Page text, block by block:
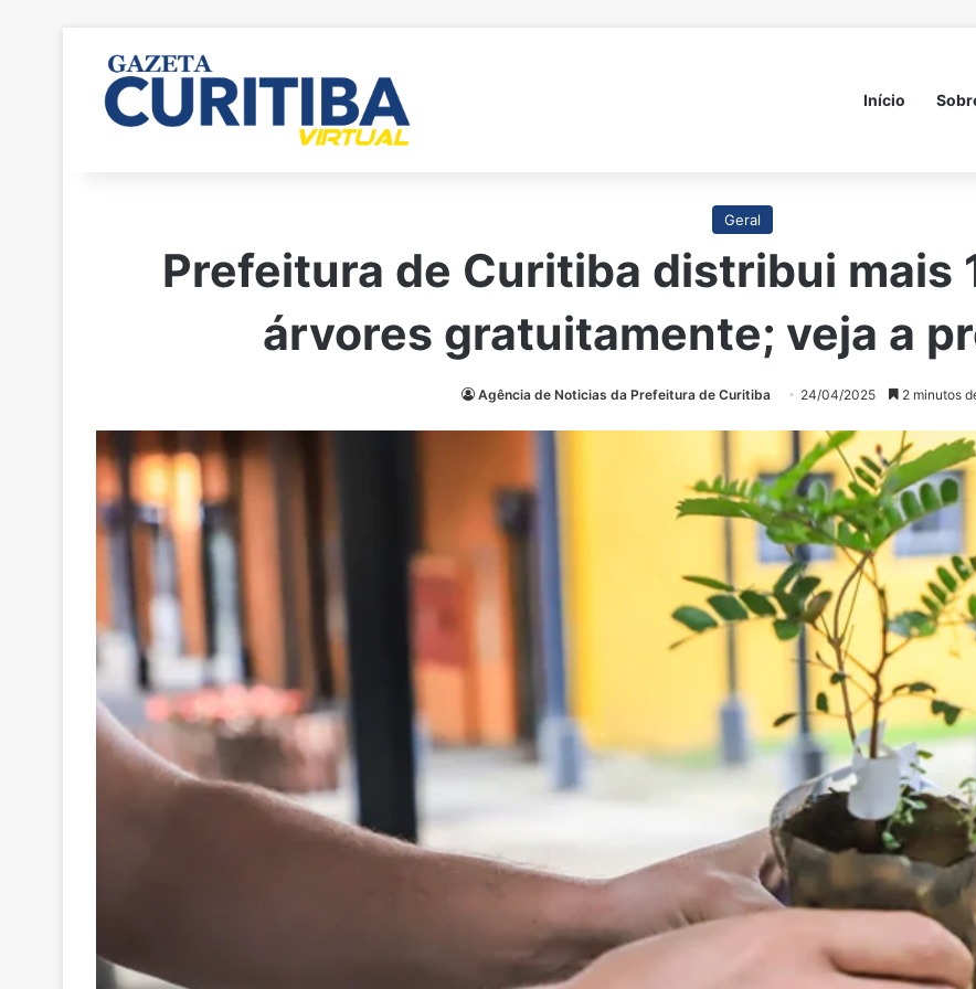
Início
Geral
Prefeitura de Curitiba distribui mais
árvores gratuitamente; veja a
Agência de Noticias da Prefeitura de Curitiba 24/04/2025 2 minutos